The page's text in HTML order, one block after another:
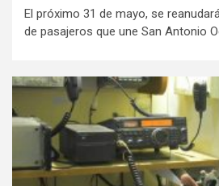
El próximo 31 de mayo, se
de pasajeros que une San Antonio